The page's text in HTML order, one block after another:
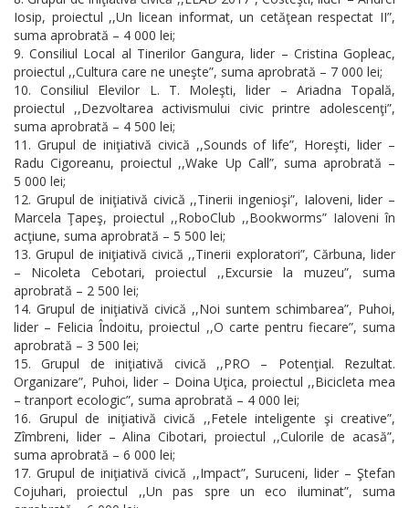
Iosip, proiectul ,,Un licean informat, un cetăţean respectat II”,
suma aprobrată – 4 000 lei;
Consiliul Local al Tinerilor Gangura, lider – Cristina Gopleac,
proiectul ,,Cultura care ne uneşte”, suma aprobrată – 7 000 lei;
Consiliul Elevilor L. T. Moleşti, lider – Ariadna Topală,
proiectul ,,Dezvoltarea activismului civic printre adolescenţi”,
suma aprobrată – 4 500 lei;
Grupul de iniţiativă civică ,,Sounds of life”, Horeşti, lider –
Radu Cigoreanu, proiectul ,,Wake Up Call”, suma aprobrată –
5 000 lei;
Grupul de iniţiativă civică ,,Tinerii ingenioşi”, Ialoveni, lider –
Marcela Ţapeş, proiectul ,,RoboClub ,,Bookworms” Ialoveni în
acţiune, suma aprobrată – 5 500 lei;
Grupul de iniţiativă civică ,,Tinerii exploratori”, Cărbuna, lider
– Nicoleta Cebotari, proiectul ,,Excursie la muzeu”, suma
aprobrată – 2 500 lei;
Grupul de iniţiativă civică ,,Noi suntem schimbarea”, Puhoi,
lider – Felicia Îndoitu, proiectul ,,O carte pentru fiecare”, suma
aprobrată – 3 500 lei;
Grupul de iniţiativă civică ,,PRO – Potenţial. Rezultat.
Organizare”, Puhoi, lider – Doina Uţica, proiectul ,,Bicicleta mea
– tranport ecologic”, suma aprobrată – 4 000 lei;
Grupul de iniţiativă civică ,,Fetele inteligente şi creative”,
Zîmbreni, lider – Alina Cibotari, proiectul ,,Culorile de acasă”,
suma aprobrată – 6 000 lei;
Grupul de iniţiativă civică ,,Impact”, Suruceni, lider – Ştefan
Cojuhari, proiectul ,,Un pas spre un eco iluminat”, suma